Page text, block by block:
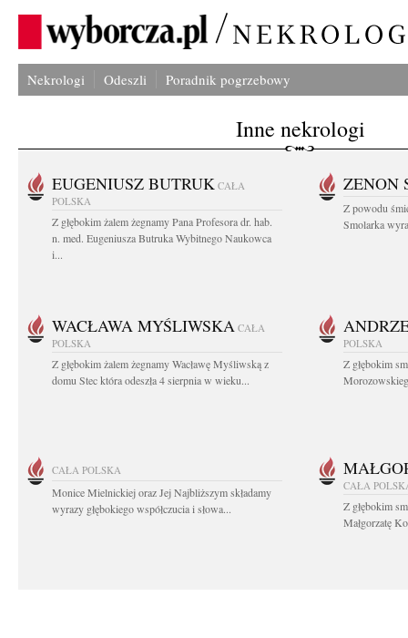
Nekrologi Odeszli Poradnik pogrzebowy
Inne nekrologi
EUGENIUSZ BUTRUK CAŁA
POLSKA
Z głębokim żalem żegnamy Pana Profesora dr. hab.
n. med. Eugeniusza Butruka Wybitnego Naukowca
i...
ZENON
Z powodu
Smolarka
WACŁAWA MYŚLIWSKA CAŁA
POLSKA
Z głębokim żalem żegnamy Wacławę Myśliwską z
domu Stec która odeszła 4 sierpnia w wieku...
POLSKA
Z głębokim
CAŁA POLSKA
Monice Mielnickiej oraz Jej Najbliższym składamy
wyrazy głębokiego współczucia i słowa...
CAŁA
Z głębokim
Małgorzatę